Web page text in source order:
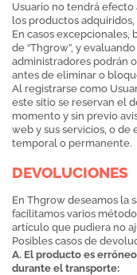
Usuario no tendrá
los productos adquiridos,
En casos
de “Thgrow”, y
administradores podrán
antes de eliminar o
Al registrarse como
este sitio se reservan el
momento y sin previo
web y sus servicios, o de
temporal o permanente.
DEVOLUCIONES
En Thgrow deseamos la
facilitamos varios
artículo que pudiera no
Posibles casos de
A. El producto es
durante el transporte: